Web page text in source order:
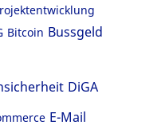
Bitcoin Bussgeld
DiGA
E-Mail